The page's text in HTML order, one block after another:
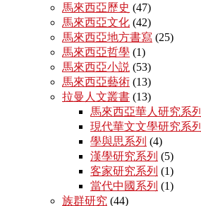
馬來西亞歷史 (47)
馬來西亞文化 (42)
馬來西亞地方書寫 (25)
馬來西亞哲學 (1)
馬來西亞小説 (53)
馬來西亞藝術 (13)
拉曼人文叢書 (13)
馬來西亞華人研究系列
現代華文文學研究系列
學與思系列 (4)
漢學研究系列 (5)
客家研究系列 (1)
當代中國系列 (1)
族群研究 (44)